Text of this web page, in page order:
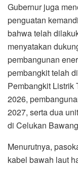
Gubernur juga
penguatan
bahwa telah
menyatakan
pembangunan
pembangkit telah
Pembangkit Listrik
2026,
2027, serta dua
di Celukan
Menurutnya,
kabel bawah laut